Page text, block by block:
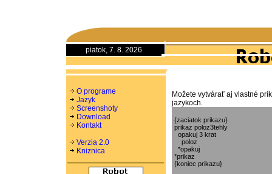
piatok, 7. 8. 2026
O programe
Jazyk
Screenshoty
Download
Kontakt
Verzia 2.0
Kniznica
Možete vytvárať aj vlastné
jazykoch.
{zaciatok prikazu}
prikaz poloz3tehly
  opakuj 3 krat
    poloz
  *opakuj
*prikaz
{koniec prikazu}